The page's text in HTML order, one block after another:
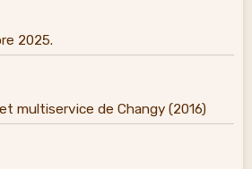
2025.
multiservice de Changy (2016)